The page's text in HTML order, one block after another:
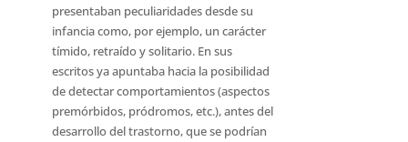
presentaban peculiaridades desde su
infancia como, por ejemplo, un carácter
tímido, retraído y solitario. En sus
escritos ya apuntaba hacia la posibilidad
de detectar comportamientos (aspectos
premórbidos, pródromos, etc.), antes del
desarrollo del trastorno, que se podrían